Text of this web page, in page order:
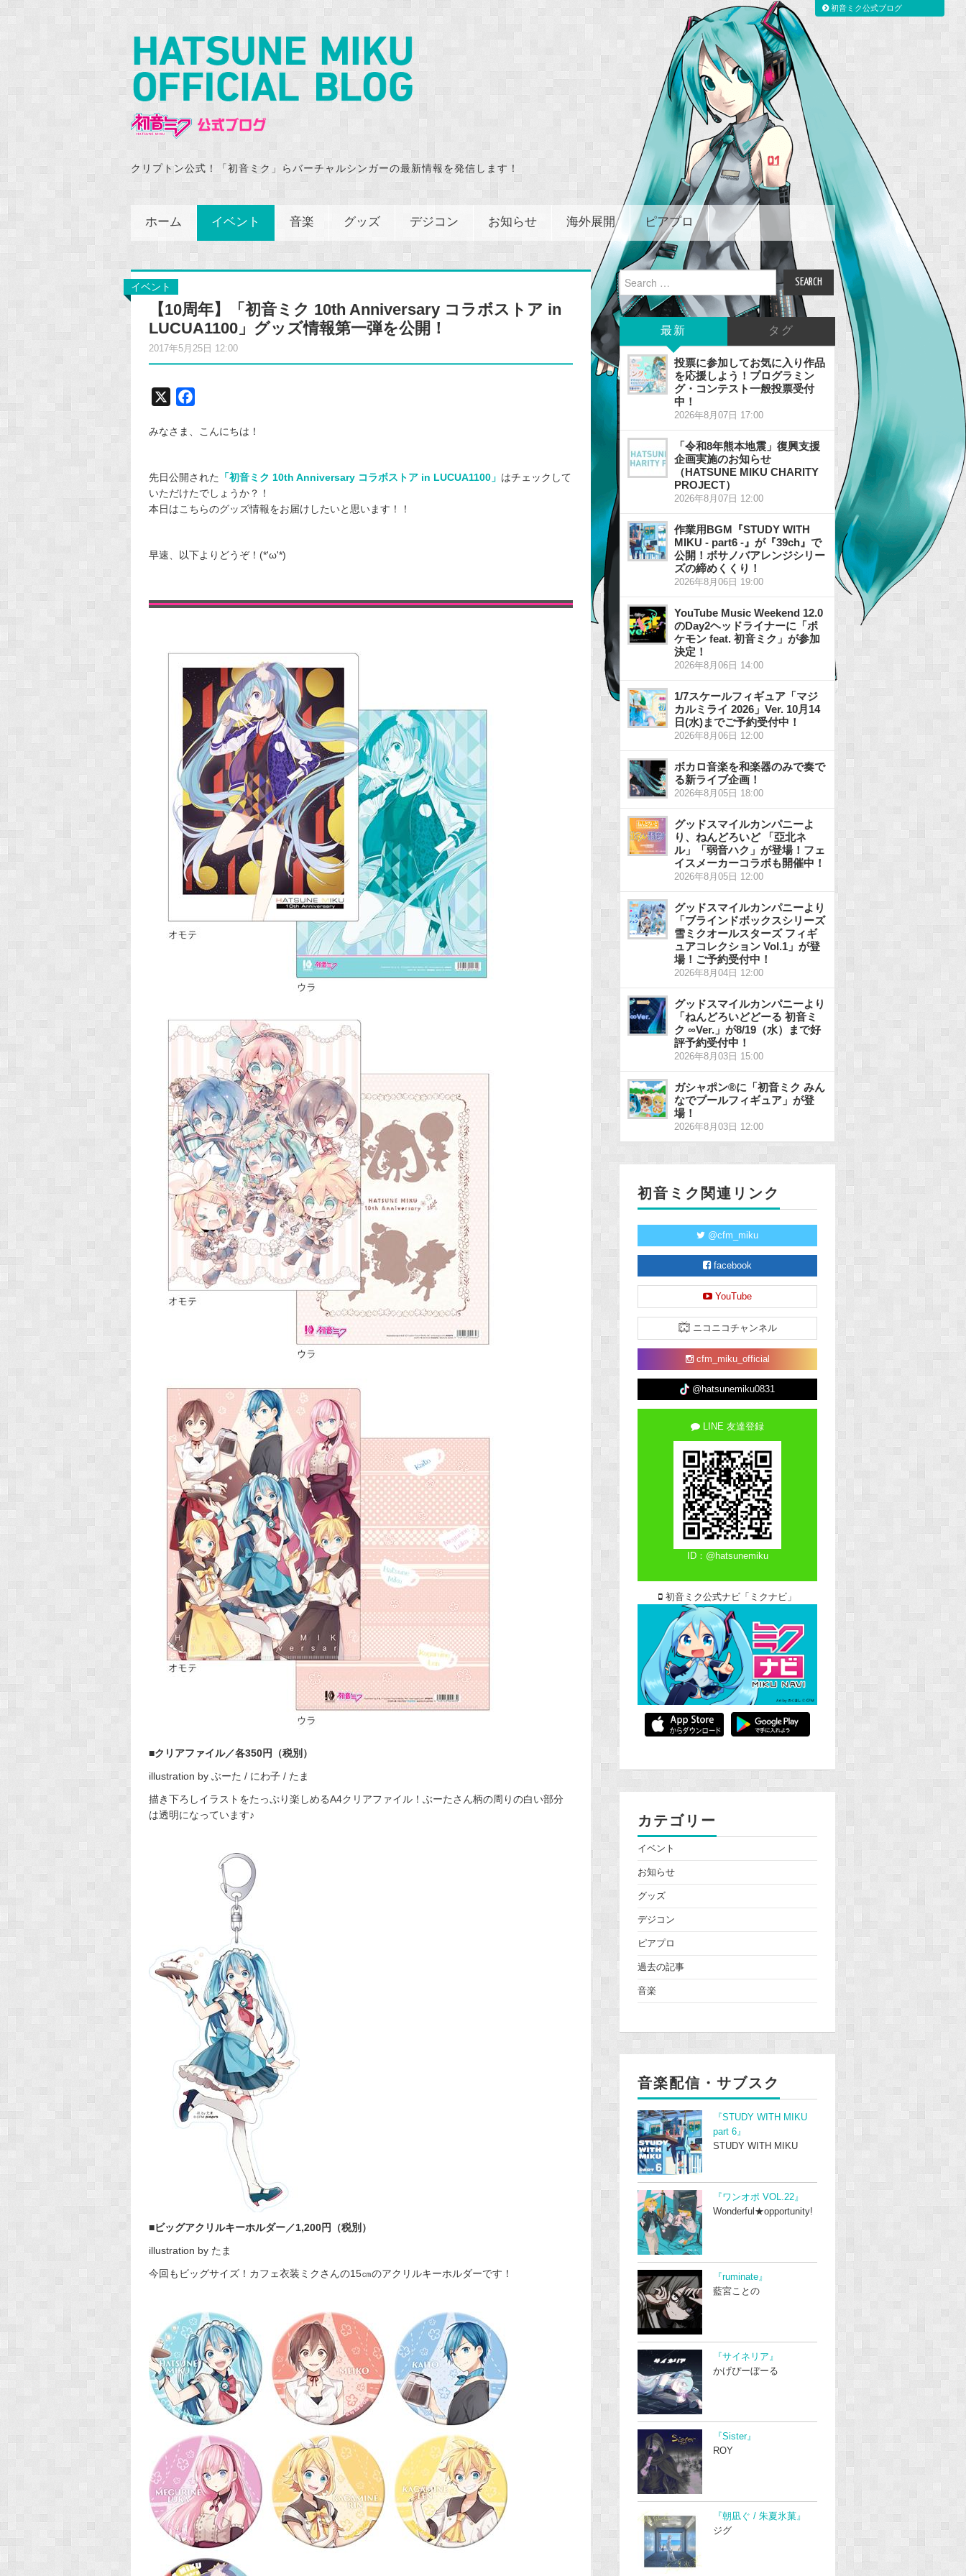
クリプトン公式！「初音ミク」らバーチャルシンガーの最新情報を発信します！
ホーム イベント 音楽 グッズ デジコン お知らせ 海外展開 ピアプロ
イベント
【10周年】「初音ミク 10th Anniversary コラボストア in
LUCUA1100」グッズ情報第一弾を公開！
2017年5月25日 12:00
c
o
o
みなさま、こんにちは！
先日公開された 「初音ミク 10th Anniversary コラボストア in LUCUA1100」 はチェックして
いただけたでしょうか？！
本日はこちらのグッズ情報をお届けしたいと思います！！
早速、以下よりどうぞ！(*'ω'*)
■クリアファイル／各350円（税別）
illustration by ぶーた / にわ子 / たま
描き下ろしイラストをたっぷり楽しめるA4クリアファイル！ぶーたさん柄の周りの白い部分
は透明になっています♪
■ビッグアクリルキーホルダー／1,200円（税別）
illustration by たま
今回もビッグサイズ！カフェ衣装ミクさんの15㎝のアクリルキーホルダーです！
Search
for:
最新 タグ
投票に参加してお気に入り作品
を応援しよう！プログラミン
グ・コンテスト一般投票受付
中！
2026年8月07日 17:00
「令和8年熊本地震」復興支援
企画実施のお知らせ
（HATSUNE MIKU CHARITY
PROJECT）
2026年8月07日 12:00
作業用BGM『STUDY WITH
MIKU - part6 -』が『39ch』で
公開！ボサノバアレンジシリー
ズの締めくくり！
2026年8月06日 19:00
YouTube Music Weekend 12.0
のDay2ヘッドライナーに「ポ
ケモン feat. 初音ミク」が参加
決定！
2026年8月06日 14:00
1/7スケールフィギュア「マジ
カルミライ 2026」Ver. 10月14
日(水)までご予約受付中！
2026年8月06日 12:00
ボカロ音楽を和楽器のみで奏で
る新ライブ企画！
2026年8月05日 18:00
グッドスマイルカンパニーよ
り、ねんどろいど 「亞北ネ
ル」「弱音ハク」が登場！フェ
イスメーカーコラボも開催中！
2026年8月05日 12:00
グッドスマイルカンパニーより
「ブラインドボックスシリーズ
雪ミクオールスターズ フィギ
ュアコレクション Vol.1」が登
場！ご予約受付中！
2026年8月04日 12:00
グッドスマイルカンパニーより
「ねんどろいどどーる 初音ミ
ク ∞Ver.」が8/19（水）まで好
評予約受付中！
2026年8月03日 15:00
ガシャポン®に「初音ミク みん
なでプールフィギュア」が登
場！
2026年8月03日 12:00
初音ミク関連リンク
@cfm_miku
facebook
YouTube
ニコニコチャンネル
cfm_miku_official
@hatsunemiku0831
LINE 友達登録
ID：@hatsunemiku
初音ミク公式ナビ「ミクナビ」
カテゴリー
イベント
お知らせ
グッズ
デジコン
ピアプロ
過去の記事
音楽
音楽配信・サブスク
『STUDY WITH MIKU
part 6』
STUDY WITH MIKU
『ワンオポ VOL.22』
Wonderful★opportunity!
『ruminate』
藍宮ことの
『サイネリア』
かげぴーぼーる
『Sister』
ROY
『朝凪ぐ / 朱夏氷菓』
ジグ
初音ミク公式ブログ